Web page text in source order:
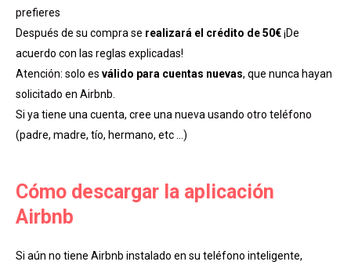
prefieres
Después de su compra se realizará el crédito de 50€¡De
acuerdo con las reglas explicadas!
Atención: solo es válido para cuentas nuevas, que nunca hayan
solicitado en Airbnb.
Si ya tiene una cuenta, cree una nueva usando otro teléfono
(padre, madre, tío, hermano, etc …)
Cómo descargar la aplicación
Airbnb
Si aún no tiene Airbnb instalado en su teléfono inteligente,